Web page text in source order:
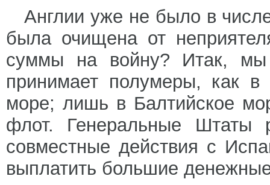
Англии уже не было в
была очищена от
суммы на войну? Итак, мы
принимает полумеры, как
море; лишь в Балтийское
флот. Генеральные
совместные действия с
выплатить большие